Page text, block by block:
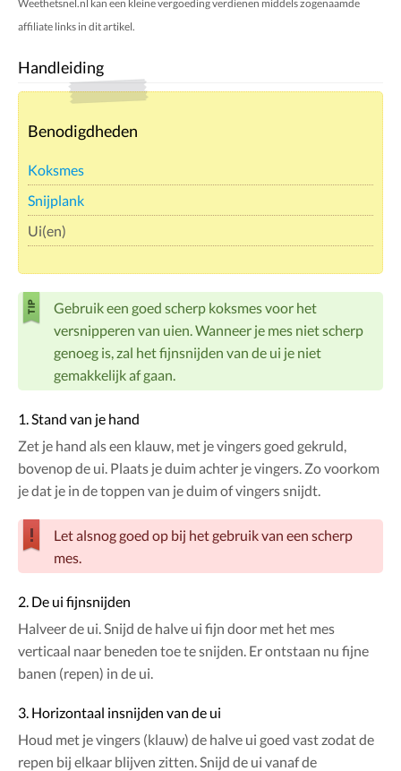
Weethetsnel.nl kan een kleine vergoeding verdienen middels zogenaamde
affiliate links in dit artikel.
Handleiding
Benodigdheden
Koksmes
Snijplank
Ui(en)
Gebruik een goed scherp koksmes voor het
versnipperen van uien. Wanneer je mes niet scherp
genoeg is, zal het fijnsnijden van de ui je niet
gemakkelijk af gaan.
1. Stand van je hand
Zet je hand als een klauw, met je vingers goed gekruld,
bovenop de ui. Plaats je duim achter je vingers. Zo voorkom
je dat je in de toppen van je duim of vingers snijdt.
Let alsnog goed op bij het gebruik van een scherp
mes.
2. De ui fijnsnijden
Halveer de ui. Snijd de halve ui fijn door met het mes
verticaal naar beneden toe te snijden. Er ontstaan nu fijne
banen (repen) in de ui.
3. Horizontaal insnijden van de ui
Houd met je vingers (klauw) de halve ui goed vast zodat de
repen bij elkaar blijven zitten. Snijd de ui vanaf de